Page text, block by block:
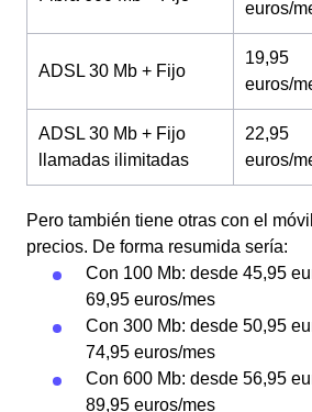
euros/
ADSL 30 Mb + Fijo
19,95
euros/
ADSL 30 Mb + Fijo
llamadas ilimitadas
22,95
euros/
Pero también tiene otras con el
precios. De forma resumida sería:
Con 100 Mb: desde 45,95
69,95 euros/mes
Con 300 Mb: desde 50,95
74,95 euros/mes
Con 600 Mb: desde 56,95
89,95 euros/mes